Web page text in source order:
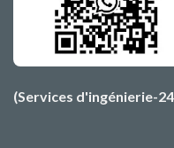
(Services d'ingénierie-